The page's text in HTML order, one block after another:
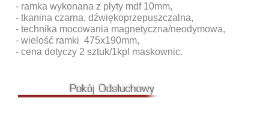
- ramka wykonana z płyty mdf 10mm,
- tkanina czarna, dźwiękoprzepuszczalna,
- technika mocowania magnetyczna/neodymowa,
- wielość ramki 475x190mm,
- cena dotyczy 2 sztuk/1kpl maskownic.